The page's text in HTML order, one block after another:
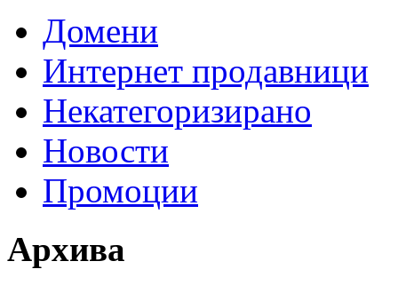
Домени
Интернет продавници
Некатегоризирано
Новости
Промоции
Архива